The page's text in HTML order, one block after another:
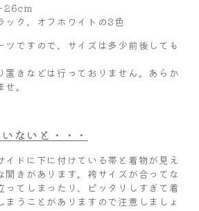
26cm
ック、オフホワイトの3色
ツですので、サイズは多少前後しても
きなどは行っておりません。あらか
。
ないと・・・
イドに下に付けている帯と着物が見え
開きがあります。袴サイズが合ってな
ってしまったり、ピッタリしすぎて着
まうことがありますので注意しましょ